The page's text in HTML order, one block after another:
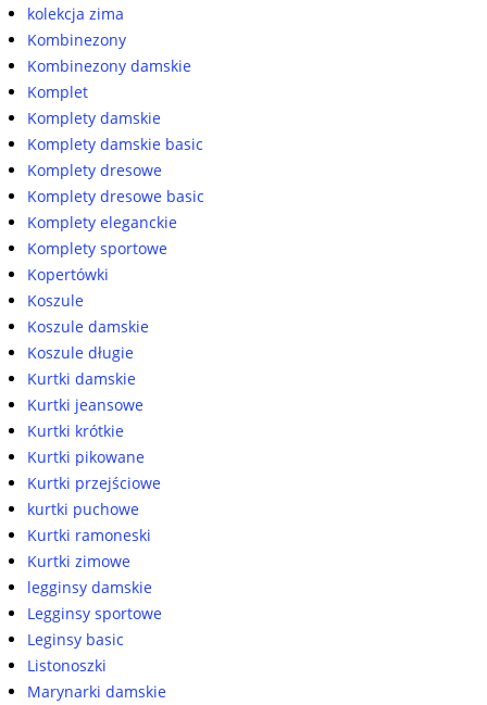
kolekcja zima
Kombinezony
Kombinezony damskie
Komplet
Komplety damskie
Komplety damskie basic
Komplety dresowe
Komplety dresowe basic
Komplety eleganckie
Komplety sportowe
Kopertówki
Koszule
Koszule damskie
Koszule długie
Kurtki damskie
Kurtki jeansowe
Kurtki krótkie
Kurtki pikowane
Kurtki przejściowe
kurtki puchowe
Kurtki ramoneski
Kurtki zimowe
legginsy damskie
Legginsy sportowe
Leginsy basic
Listonoszki
Marynarki damskie